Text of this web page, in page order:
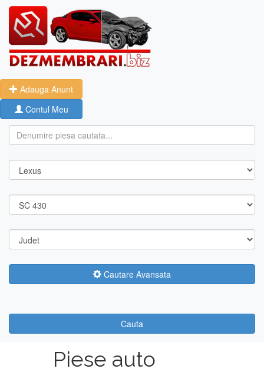
Adauga Anunt
Contul Meu
Cautare Avansata
Cauta
Piese auto